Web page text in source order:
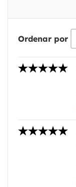
Ordenar por